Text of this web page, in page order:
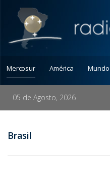
Mercosur América Mundo
05 de Agosto, 2026
Brasil